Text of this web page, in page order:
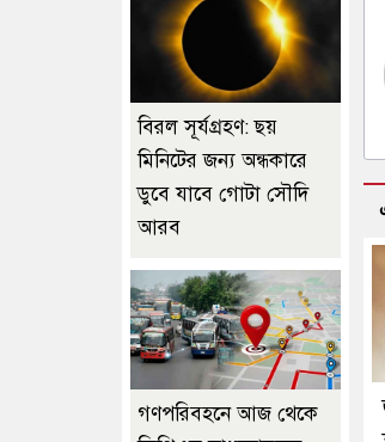
বিরল সূর্যগ্রহণ: ছয়
মিনিটের জন্য অন্ধকারে
ডুবে যাবে গোটা সৌদি
আরব
গণপরিবহনে আজ থেকে